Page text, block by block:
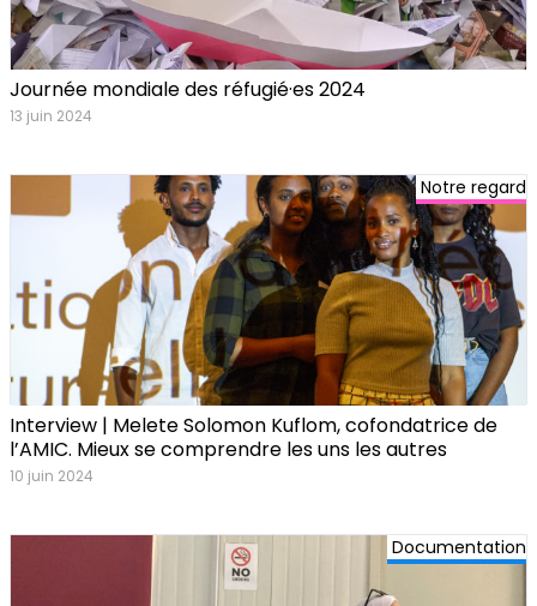
Journée mondiale des réfugié·es 2024
13 juin 2024
Notre regard
Interview | Melete Solomon Kuflom, cofondatrice de
l’AMIC. Mieux se comprendre les uns les autres
10 juin 2024
Documentation